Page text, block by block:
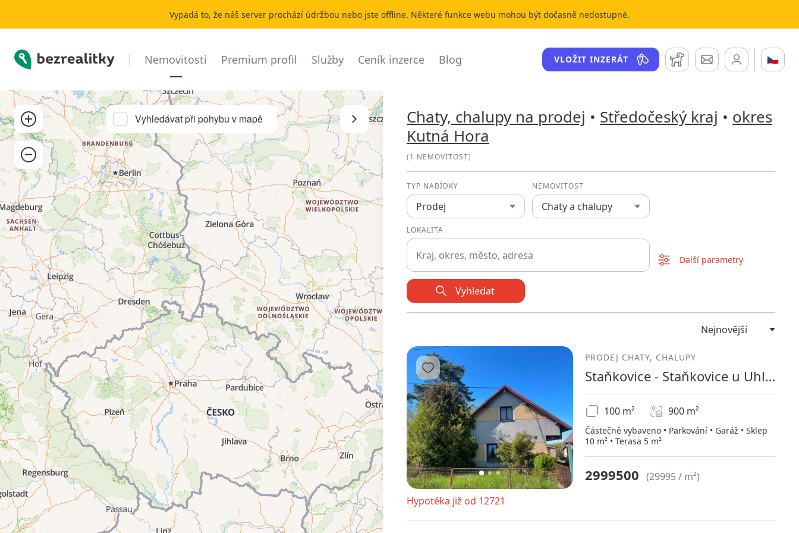
Vypadá to, že náš server prochází údržbou nebo jste offline. Některé funkce webu mohou být dočasně nedostupné.
Bezrealitky Nemovitosti Premium profil Služby Ceník inzerce Blog VLOŽIT INZERÁT Hlídací pesZprávy 🇨🇿
Přibližít
Oddálit
Vyhledávat při pohybu v mapě Skrýt seznamChaty, chalupy na prodej • Středočeský kraj • okres
Kutná Hora
(1 NEMOVITOST)
TYP NABÍDKY
Prodej
NEMOVITOST
Chaty a chalupy
LOKALITA
Další parametry
Vyhledat
12 3
Přidat do oblíbených
PRODEJ CHATY, CHALUPY
Staňkovice - Staňkovice u Uhlířských Janovic, Středočeský kraj
100 m² 900 m²
Částečně vybaveno • Parkování • Garáž • Sklep
10 m² • Terasa 5 m²
2999500 (29995 / m²)
Hypotéka již od 12721